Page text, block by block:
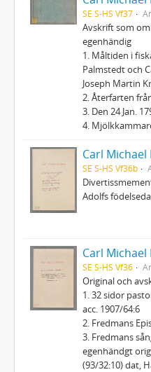
SE S-HS Vf37
Avskrift som
egenhändig
1. Måltiden i
Palmstedt och
Joseph Martin
2. Återfarten
3. Den 24 Jan.
4.
SE S-HS Vf36b
Adolfs
SE S-HS Vf36
Original och
1. 32 sidor
acc. 1907/64:6
2. Fredmans
3. Fredmans
egenhändgt
(93/32:10) dat,